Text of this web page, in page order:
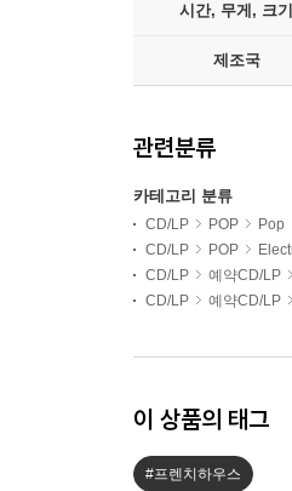
시간, 무게, 크기
제조국
관련분류
카테고리 분류
CD/LP POP Pop
CD/LP
POP
CD/LP
예약CD/LP
CD/LP
예약CD/LP
이 상품의 태그
#프렌치하우스